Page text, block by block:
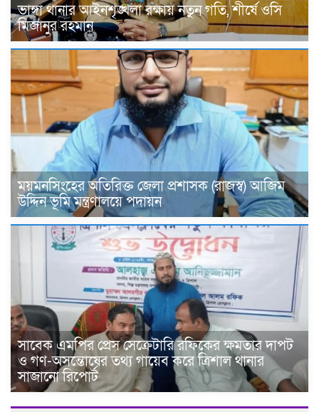
ভাঙ্গা থানার আইনশৃঙ্খলা রক্ষায় নতুন গতি, শীর্ষে ওসি
মিজানুর রহমান
ময়মনসিংহের অতিরিক্ত জেলা প্রশাসক (রাজস্ব) আজিম
উদ্দিন ভূমি মন্ত্রণালয়ে পদায়ন
সাবেক এমপির প্রেস সেক্রেটারি রফিকের ক্ষমতার দাপট
ও গণ-অসন্তোষের তথ্য গায়েব করে ত্রিশাল থানার
সাজানো রিপোর্ট